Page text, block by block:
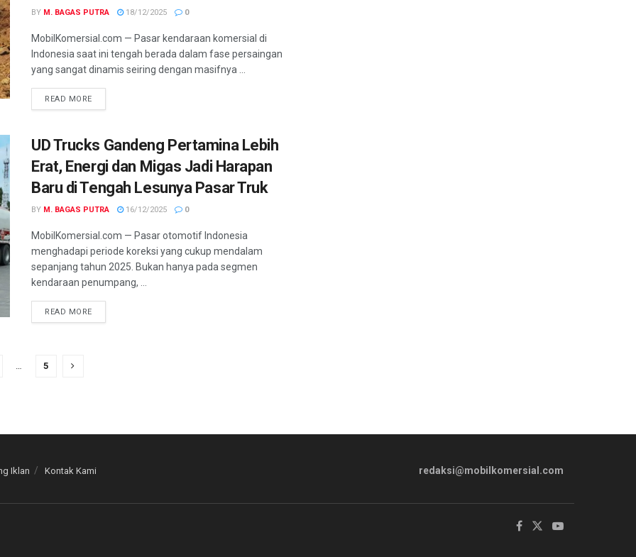
BY M. BAGAS PUTRA 18/12/2025 0
MobilKomersial.com — Pasar kendaraan komersial di
Indonesia saat ini tengah berada dalam fase persaingan
yang sangat dinamis seiring dengan masifnya ...
READ MORE
UD Trucks Gandeng Pertamina Lebih
Erat, Energi dan Migas Jadi Harapan
Baru di Tengah Lesunya Pasar Truk
BY M. BAGAS PUTRA 16/12/2025 0
MobilKomersial.com — Pasar otomotif Indonesia
menghadapi periode koreksi yang cukup mendalam
sepanjang tahun 2025. Bukan hanya pada segmen
kendaraan penumpang, ...
READ MORE
5
Iklan Kontak Kami redaksi@mobilkomersial.com